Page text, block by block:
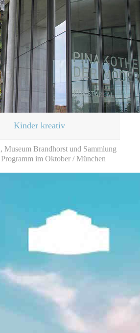
Kinder kreativ
Museum Brandhorst und Sammlung
im Oktober / München